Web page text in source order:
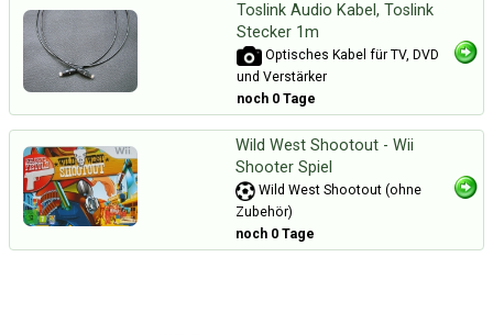
Toslink Audio Kabel, Toslink
Stecker 1m
Optisches Kabel für TV, DVD
und Verstärker
noch 0 Tage
Wild West Shootout - Wii
Shooter Spiel
Wild West Shootout (ohne
Zubehör)
noch 0 Tage